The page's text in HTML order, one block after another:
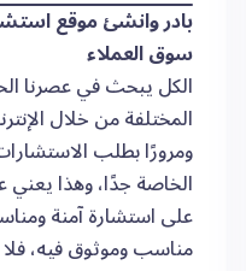
بادر وانشئ موقع
سوق العملاء
الكل يبحث في عصرنا
المختلفة من خلال
ومرورًا بطلب
الخاصة جدًا، وهذا يعني
على استشارة آمنة
مناسب وموثوق فيه، فلا